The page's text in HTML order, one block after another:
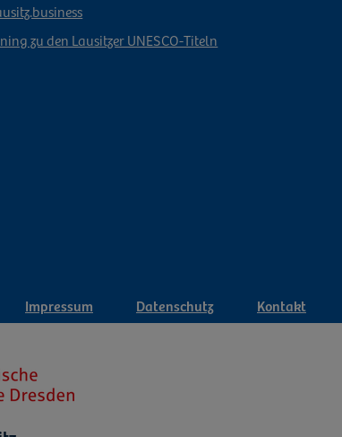
zu den Lausitzer UNESCO-Titeln
Impressum Datenschutz Kontakt